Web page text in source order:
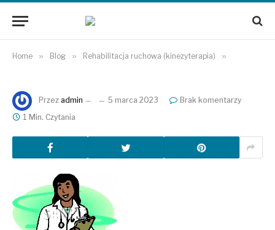
Home » Blog » Rehabilitacja ruchowa (kinezyterapia) »
Przez admin 5 marca 2023
Brak komentarzy
1 Min. Czytania